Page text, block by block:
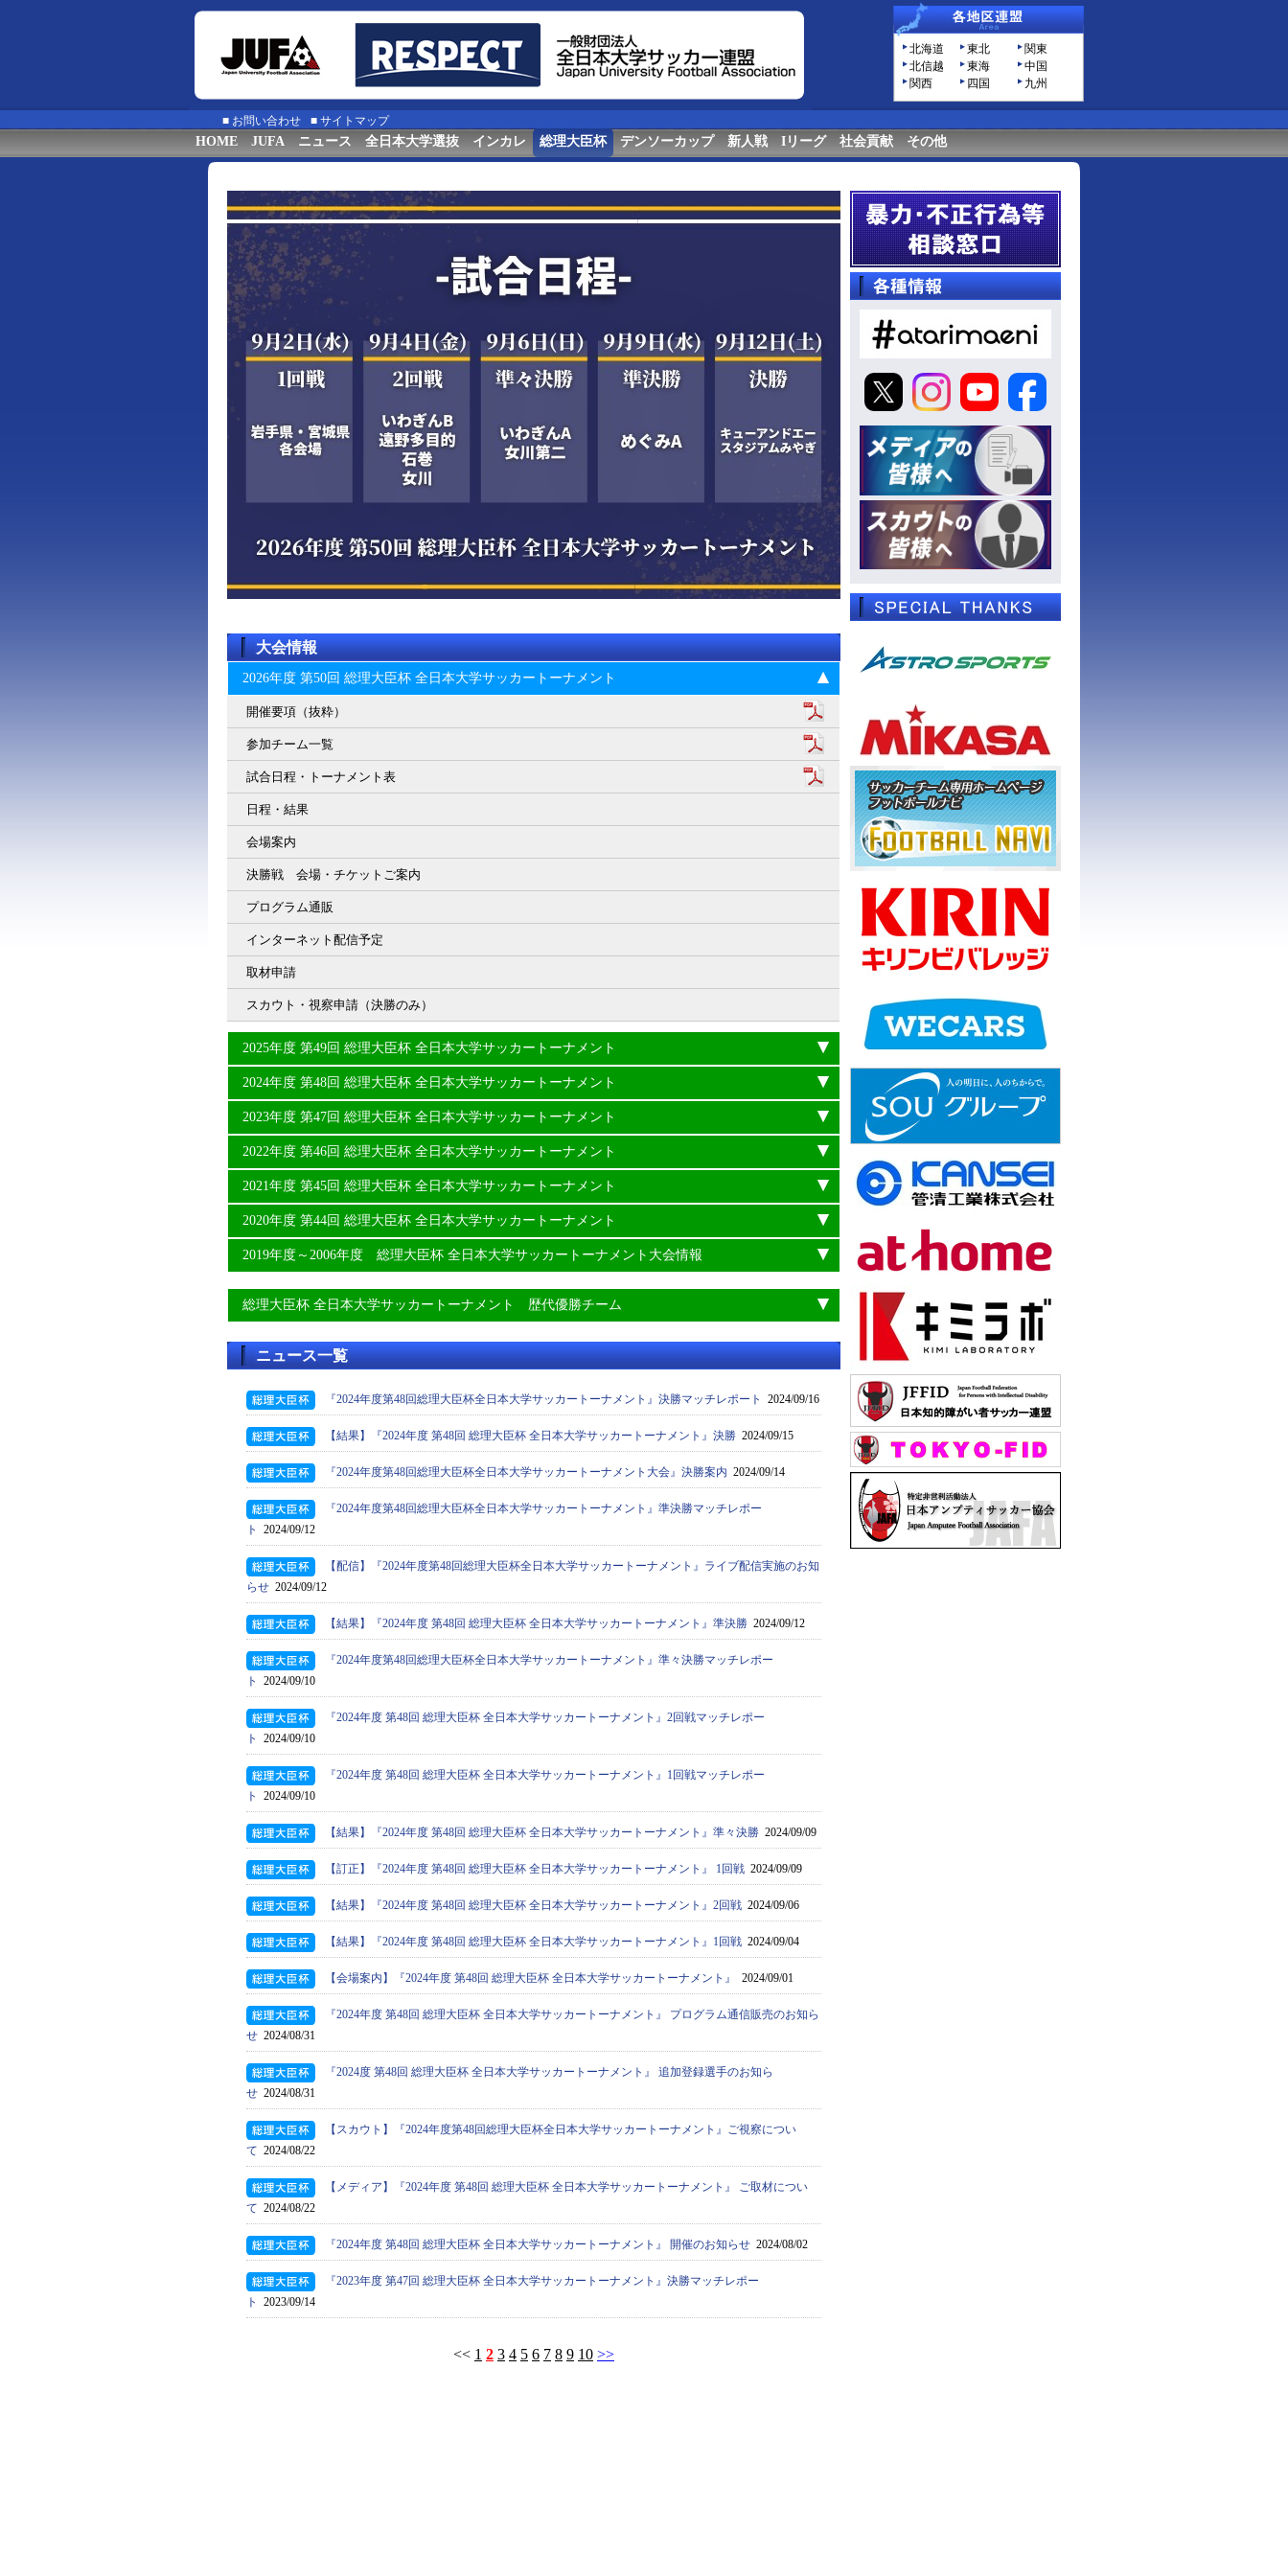
北海道 東北
関東
北信越
東海
中国
関西
四国 九州
■ お問い合わせ ■ サイトマップ
HOME JUFA ニュース 全日本大学選抜 インカレ 総理大臣杯 デンソーカップ 新人戦 Iリーグ 社会貢献 その他
大会情報
2026年度 第50回 総理大臣杯 全日本大学サッカートーナメント
開催要項（抜粋）
参加チーム一覧
試合日程・トーナメント表
日程・結果
会場案内
決勝戦 会場・チケットご案内
プログラム通販
インターネット配信予定
取材申請
スカウト・視察申請（決勝のみ）
2025年度 第49回 総理大臣杯 全日本大学サッカートーナメント
2024年度 第48回 総理大臣杯 全日本大学サッカートーナメント
2023年度 第47回 総理大臣杯 全日本大学サッカートーナメント
2022年度 第46回 総理大臣杯 全日本大学サッカートーナメント
2021年度 第45回 総理大臣杯 全日本大学サッカートーナメント
2020年度 第44回 総理大臣杯 全日本大学サッカートーナメント
2019年度～2006年度 総理大臣杯 全日本大学サッカートーナメント大会情報
総理大臣杯 全日本大学サッカートーナメント 歴代優勝チーム
ニュース一覧
『2024年度第48回総理大臣杯全日本大学サッカートーナメント』決勝マッチレポート 2024/09/16
【結果】『2024年度 第48回 総理大臣杯 全日本大学サッカートーナメント』決勝 2024/09/15
『2024年度第48回総理大臣杯全日本大学サッカートーナメント大会』決勝案内 2024/09/14
『2024年度第48回総理大臣杯全日本大学サッカートーナメント』準決勝マッチレポー
ト
2024/09/12
【配信】『2024年度第48回総理大臣杯全日本大学サッカートーナメント』ライブ配信実施のお知
らせ 2024/09/12
【結果】『2024年度 第48回 総理大臣杯 全日本大学サッカートーナメント』準決勝 2024/09/12
『2024年度第48回総理大臣杯全日本大学サッカートーナメント』準々決勝マッチレポー
ト
2024/09/10
『2024年度 第48回 総理大臣杯 全日本大学サッカートーナメント』2回戦マッチレポー
ト
2024/09/10
『2024年度 第48回 総理大臣杯 全日本大学サッカートーナメント』1回戦マッチレポー
ト
2024/09/10
【結果】『2024年度 第48回 総理大臣杯 全日本大学サッカートーナメント』準々決勝 2024/09/09
【訂正】『2024年度 第48回 総理大臣杯 全日本大学サッカートーナメント』 1回戦 2024/09/09
【結果】『2024年度 第48回 総理大臣杯 全日本大学サッカートーナメント』2回戦 2024/09/06
【結果】『2024年度 第48回 総理大臣杯 全日本大学サッカートーナメント』1回戦 2024/09/04
【会場案内】『2024年度 第48回 総理大臣杯 全日本大学サッカートーナメント』 2024/09/01
『2024年度 第48回 総理大臣杯 全日本大学サッカートーナメント』 プログラム通信販売のお知ら
せ 2024/08/31
『2024度 第48回 総理大臣杯 全日本大学サッカートーナメント』 追加登録選手のお知ら
せ 2024/08/31
【スカウト】『2024年度第48回総理大臣杯全日本大学サッカートーナメント』ご視察につい
て 2024/08/22
【メディア】『2024年度 第48回 総理大臣杯 全日本大学サッカートーナメント』 ご取材につい
て 2024/08/22
『2024年度 第48回 総理大臣杯 全日本大学サッカートーナメント』 開催のお知らせ 2024/08/02
『2023年度 第47回 総理大臣杯 全日本大学サッカートーナメント』決勝マッチレポー
ト
2023/09/14
<< 1 2 3 4 5 6 7 8 9 10 >>